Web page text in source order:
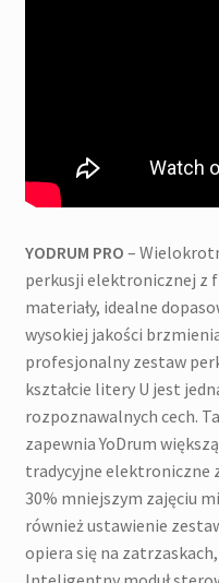
YODRUM PRO –
perkusji elektronicznej z
materiały, idealne
wysokiej jakości
profesjonalny zestaw
kształcie litery U jest
rozpoznawalnych cech.
zapewnia YoDrum
tradycyjne elektroniczne
30% mniejszym zajęciu
również ustawienie
opiera się na